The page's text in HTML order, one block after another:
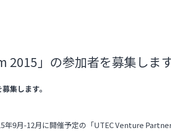
2015」の参加者を募集します
集します。
年9月-12月に開催予定の「UTEC Venture